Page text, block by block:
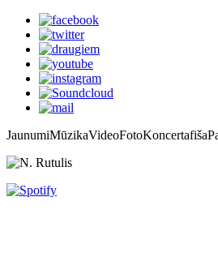
JaunumiMūzikaVideoFotoKoncertafiša